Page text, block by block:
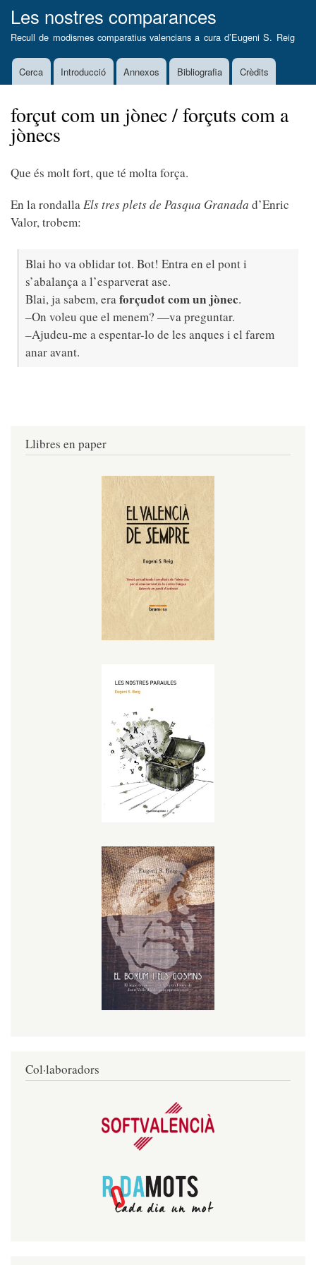
al
contingut
Les nostres comparances
Recull de modismes comparatius valencians a cura d’Eugeni S. Reig
MainCerca Introducció Annexos Bibliografia Crèdits
forçut com un jònec / forçuts com a
jònecs
Que és molt fort, que té molta força.
En la rondallaEls tres plets de Pasqua Granada d’Enric
Valor, trobem:
Blai ho va oblidar tot. Bot! Entra en el pont i
s’abalança a l’esparverat ase.
Blai, ja sabem, eraforçudot com un jònec.
–On voleu que el menem? —va preguntar.
–Ajudeu-me a espentar-lo de les anques i el farem
anar avant.
Llibres en paper
Col·laboradors